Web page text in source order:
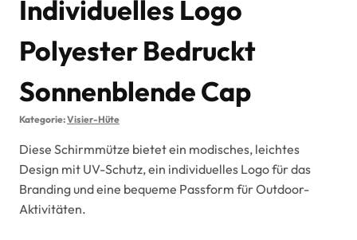
Individuelles Logo
Polyester Bedruckt
Sonnenblende Cap
Kategorie:Visier-Hüte
Diese Schirmmütze bietet ein modisches, leichtes
Design mit UV-Schutz, ein individuelles Logo für das
Branding und eine bequeme Passform für Outdoor-
Aktivitäten.